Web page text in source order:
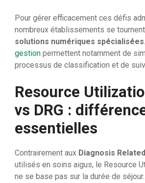
Pour gérer efficacement ces défis
nombreux établissements se
solutions numériques spécialisées.
gestion permettent notamment de
processus de classification et de
Resource
vs DRG :
essentielles
Contrairement aux Diagnosis
utilisés en soins aigus, le Resource
ne se base pas sur la durée de